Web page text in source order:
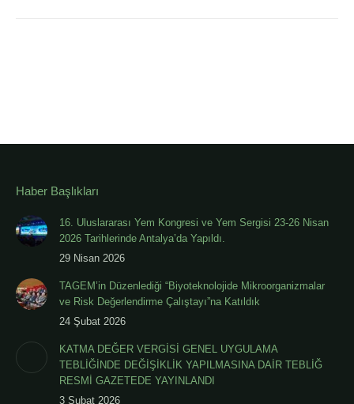
Haber Başlıkları
16. Uluslararası Yem Kongresi ve Yem Sergisi 23-26 Nisan
2026 Tarihlerinde Antalya’da Yapıldı.
29 Nisan 2026
TAGEM’in Düzenlediği “Biyoteknolojide Mikroorganizmalar
ve Risk Değerlendirme Çalıştayı”na Katıldık
24 Şubat 2026
KATMA DEĞER VERGİSİ GENEL UYGULAMA
TEBLİĞİNDE DEĞİŞİKLİK YAPILMASINA DAİR TEBLİĞ
RESMİ GAZETEDE YAYINLANDI
3 Şubat 2026